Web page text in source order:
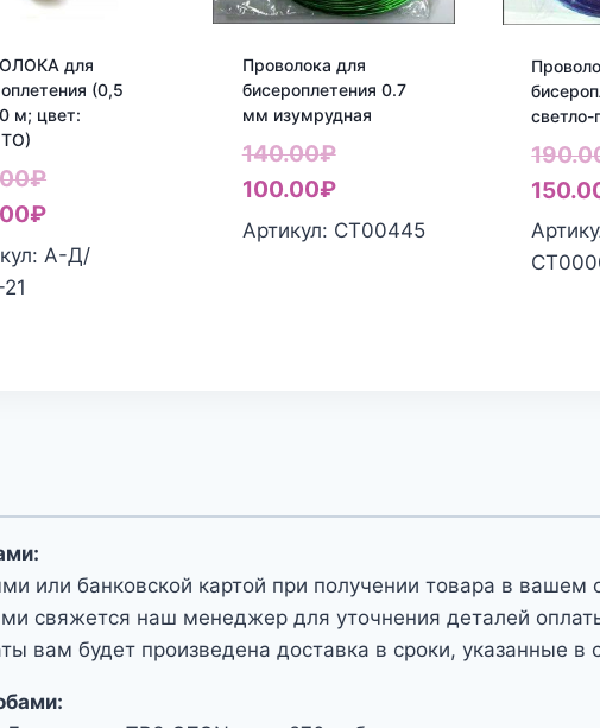
для
(0,5
м; цвет:
₽Первоначальная
цена
составляла
₽Текущая
цена:
А-Д/
Проволока для
бисероплетения 0.7
мм изумрудная
140.00₽Первоначальная
цена
составляла
100.00₽Текущая
цена:
Артикул: СТ00445
светло-
или банковской картой при получении товара в вашем
свяжется наш менеджер для уточнения деталей
вам будет произведена доставка в сроки, указанные в